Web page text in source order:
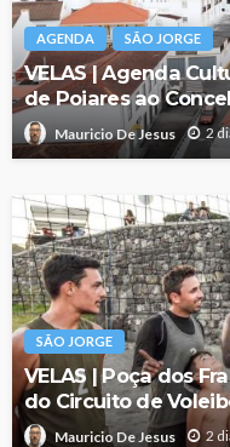
AGENDA SÃO JORGE
VELAS | Agenda
de Poiares ao
Mauricio De Jesus 2
SÃO JORGE
VELAS | Poça dos
do Circuito de
Mauricio De Jesus 2